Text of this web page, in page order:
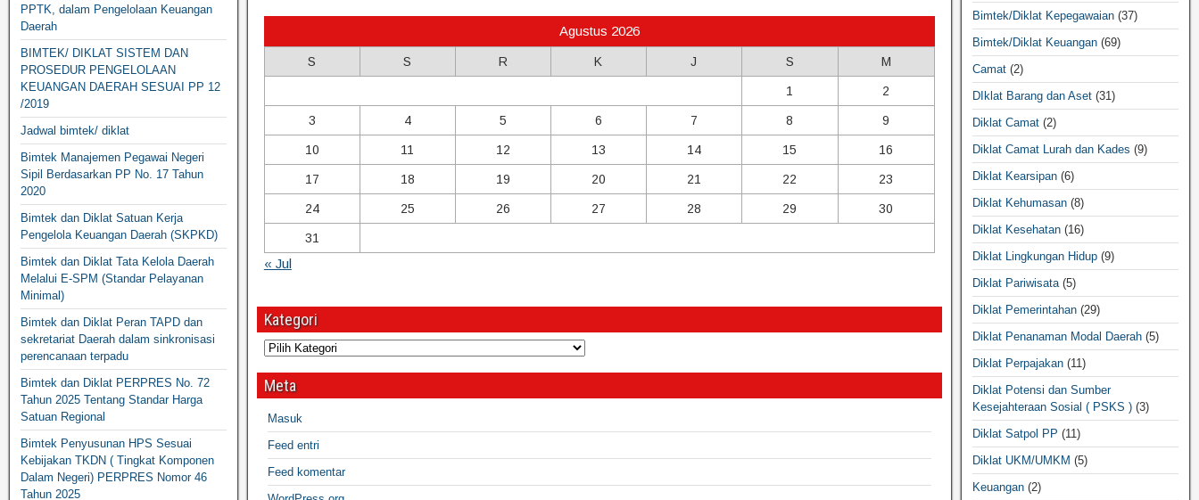
Agustus 2026
S S R K J S M
1 2
3 4 5 6 7 8 9
10 11 12 13 14 15 16
17 18 19 20 21 22 23
24 25 26 27 28 29 30
31
« Jul
Kategori
Meta
Masuk
Feed entri
Feed komentar
PPTK, dalam Pengelolaan Keuangan
Daerah
BIMTEK/ DIKLAT SISTEM DAN
PROSEDUR PENGELOLAAN
KEUANGAN DAERAH SESUAI PP 12
/2019
Jadwal bimtek/ diklat
Bimtek Manajemen Pegawai Negeri
Sipil Berdasarkan PP No. 17 Tahun
2020
Bimtek dan Diklat Satuan Kerja
Pengelola Keuangan Daerah (SKPKD)
Bimtek dan Diklat Tata Kelola Daerah
Melalui E-SPM (Standar Pelayanan
Minimal)
Bimtek dan Diklat Peran TAPD dan
sekretariat Daerah dalam sinkronisasi
perencanaan terpadu
Bimtek dan Diklat PERPRES No. 72
Tahun 2025 Tentang Standar Harga
Satuan Regional
Bimtek Penyusunan HPS Sesuai
Kebijakan TKDN ( Tingkat Komponen
Dalam Negeri) PERPRES Nomor 46
Tahun 2025
Bimtek/Diklat Kepegawaian (37)
Bimtek/Diklat Keuangan (69)
Camat (2)
DIklat Barang dan Aset (31)
Diklat Camat (2)
Diklat Camat Lurah dan Kades (9)
Diklat Kearsipan (6)
Diklat Kehumasan (8)
Diklat Kesehatan (16)
Diklat Lingkungan Hidup (9)
Diklat Pariwisata(5)
Diklat Pemerintahan (29)
Diklat Penanaman Modal Daerah (5)
Diklat Perpajakan (11)
Diklat Potensi dan Sumber
Kesejahteraan Sosial ( PSKS ) (3)
Diklat Satpol PP (11)
Diklat UKM/UMKM (5)
Keuangan (2)